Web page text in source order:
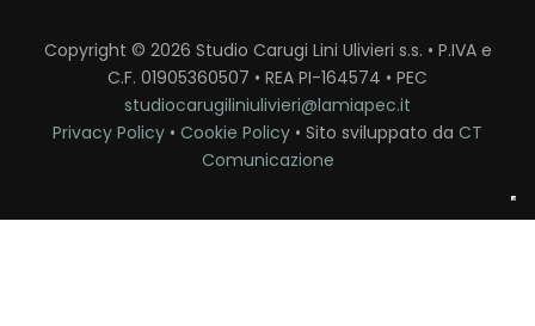
Copyright © 2026 Studio Carugi Lini Ulivieri s.s. • P.IVA e
C.F. 01905360507 • REA PI-164574 • PEC
studiocarugiliniulivieri@lamiapec.it
Privacy Policy • Cookie Policy • Sito sviluppato da CT
Comunicazione